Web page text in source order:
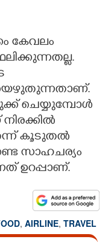
കേവലം
ചെയ്യുമ്പോൾ
കൂടുതൽ
സാഹചര്യം
ഉറപ്പാണ്.
, AIRLINE, TRAVEL